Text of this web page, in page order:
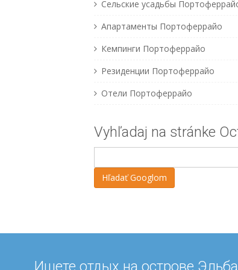
Сельские усадьбы
Апартаменты Портоферрайо
Кемпинги Портоферрайо
Резиденции Портоферрайо
Отели Портоферрайо
Vyhľadaj na stránke
Ищете отдых на острове